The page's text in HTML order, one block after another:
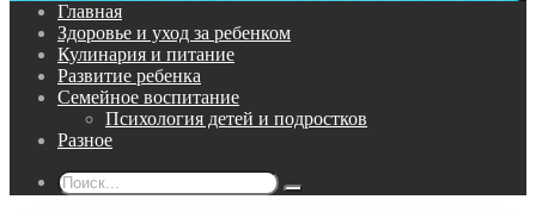
Главная
Здоровье и уход за ребенком
Кулинария и питание
Развитие ребенка
Семейное воспитание
Психология детей и подростков
Разное
Поиск...